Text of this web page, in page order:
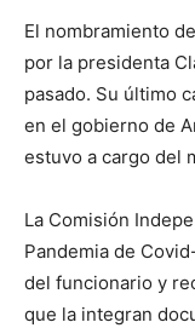
El nombramiento de
por la presidenta
pasado. Su último
en el gobierno de
estuvo a cargo del
La Comisión
Pandemia de
del funcionario y
que la integran